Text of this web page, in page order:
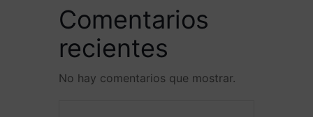
Comentarios
recientes
No hay comentarios que mostrar.